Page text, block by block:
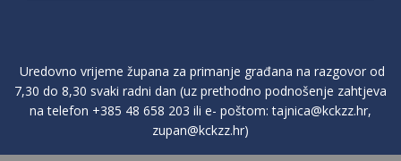
Uredovno vrijeme župana za primanje građana na razgovor od
7,30 do 8,30 svaki radni dan (uz prethodno podnošenje zahtjeva
na telefon +385 48 658 203 ili e- poštom:tajnica@kckzz.hr,
zupan@kckzz.hr)